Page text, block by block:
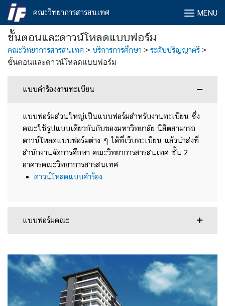
Skip
content
คณะวิทยาการสารสนเทศ MENU
ขั้นตอนและดาวน์โหลดแบบฟอร์ม
คณะวิทยาการสารสนเทศ > บริการการศึกษา > ระดับปริญญาตรี >
ขั้นตอนและดาวน์โหลดแบบฟอร์ม
แบบคำร้องงานทะเบียน
แบบฟอร์มส่วนใหญ่เป็นแบบฟอร์มสำหรับงานทะเบียน ซึ่ง
คณะใช้รูปแบบเดียวกันกับของมหาวิทยาลัย นิสิตสามารถ
ดาวน์โหลดแบบฟอร์มต่าง ๆ ได้ที่เว็บทะเบียน แล้วนำส่งที่
สำนักงานจัดการศึกษา คณะวิทยาการสารสนเทศ ชั้น 2
อาคารคณะวิทยาการสารสนเทศ
ดาวน์โหลดแบบคำร้อง
แบบฟอร์มคณะ